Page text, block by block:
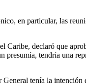
en particular, las
declaró que
tendría una
tenía la